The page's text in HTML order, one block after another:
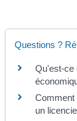
Questions ?
Qu'est-ce
Comment
un